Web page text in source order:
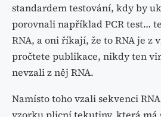
standardem testování, kdy by
porovnali například PCR test…
RNA, a oni říkají, že to RNA je z
pročtete publikace, nikdy ten
nevzali z něj RNA.
Namísto toho vzali sekvenci